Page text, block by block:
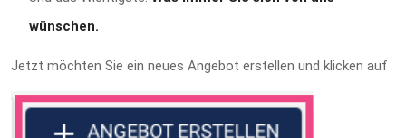
wünschen.
Jetzt möchten Sie ein neues Angebot erstellen und klicken auf